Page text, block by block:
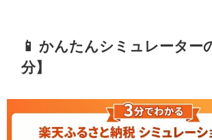
📱 かんたんシミュレーター
分】